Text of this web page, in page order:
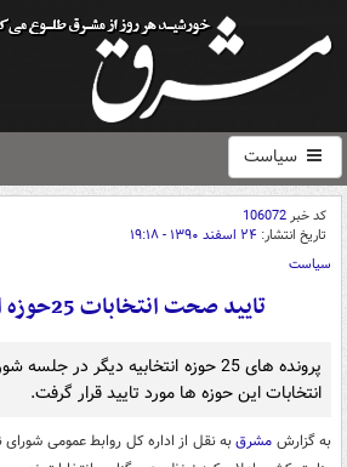
سیاست
کد خبر106072
تاریخ انتشار: ۲۴ اسفند ۱۳۹۰ - ۱۹:۱۸
سیاست
تایید صحت انتخابات 25حوزه انتخابیه دیگر
پرونده های 25 حوزه‌ انتخابیه دیگر
انتخابات این حوزه ها مورد تایید قرار گرفت.
به گزارش مشرقبه نقل از اداره كل روابط عمومی شورای